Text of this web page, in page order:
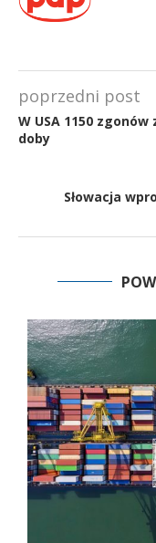
poprzedni post
W USA 1150
doby
Słowacja